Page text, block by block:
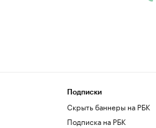
Подписки
Скрыть баннеры на РБК
Подписка на РБК